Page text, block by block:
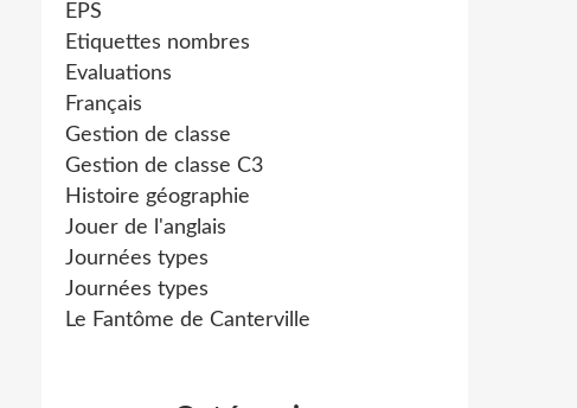
EPS
Etiquettes nombres
Evaluations
Français
Gestion de classe
Gestion de classe C3
Histoire géographie
Jouer de l'anglais
Journées types
Journées types
Le Fantôme de Canterville